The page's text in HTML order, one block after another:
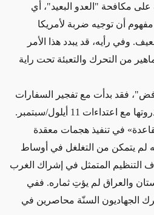
مكافحة "العدو البعيد"، أي
مفهوم أن توجيه ضربة لأمريكا
وفي رأيه، قد يبدد هذا الأمر
من التحرك والتعبئة تحت راية
فقد بدأت مع تفجير السفارات
الأمريكية في أفريقيا وبلغت ذروتها مع اعتداءات 11 أيلول/سبتمبر.
في تنفيذ هجمات معقدة
لم يتمكن من التغلغل في أوساط
التنظيم المتمثل في إشراك الغرب
والعراق لم يؤتِ ثماره. ففي
تُرك الجهاديون السنّة محاصرين في